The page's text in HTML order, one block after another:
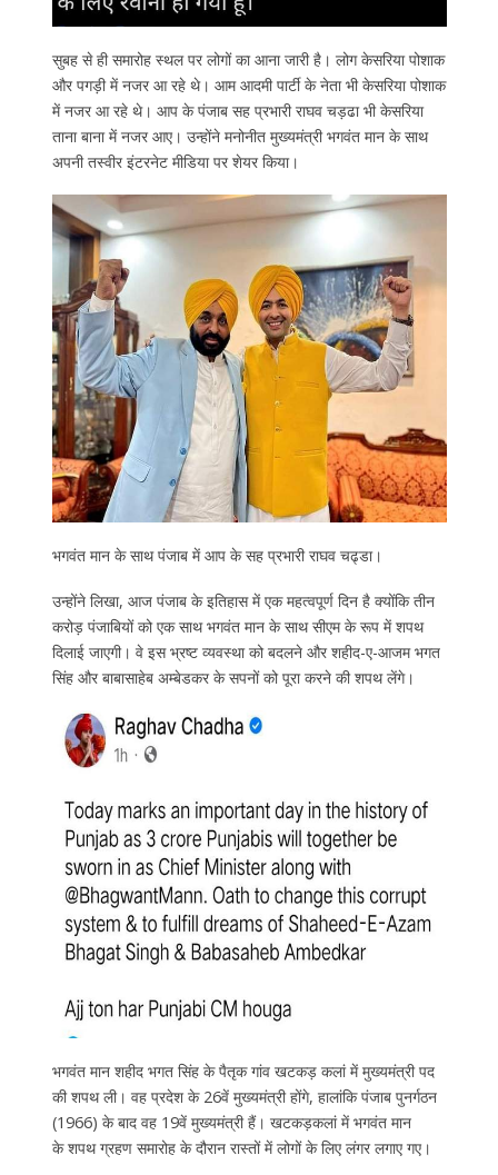
सुबह से ही समारोह स्‍थल पर लोगों का आना जारी है। लोग केसरिया पोशाक
और पगड़ी में नजर आ रहे थे। आम आदमी पार्टी के नेता भी केसरिया पोशाक
में नजर आ रहे थे। आप के पंजाब सह प्रभारी राघव चड़ढा भी केसरिया
ताना बाना में नजर आए। उन्‍होंने मनोनीत मुख्‍यमंत्री भगवंत मान के साथ
अपनी तस्‍वीर इंटरनेट मीडिया पर शेयर किया।
भगवंत मान के साथ पंजाब में आप के सह प्रभारी राघव चढ्डा।
उन्‍होंने लिखा, आज पंजाब के इतिहास में एक महत्वपूर्ण दिन है क्योंकि तीन
करोड़ पंजाबियों को एक साथ भगवंत मान के साथ सीएम के रूप में शपथ
दिलाई जाएगी। वे इस भ्रष्ट व्यवस्था को बदलने और शहीद-ए-आजम भगत
सिंह और बाबासाहेब अम्बेडकर के सपनों को पूरा करने की शपथ लेंगे।
भगवंत मान शहीद भगत सिंह के पैतृक गांव खटकड़ कलां में मुख्यमंत्री पद
की शपथ ली। वह प्रदेश के 26वें मुख्यमंत्री होंगे, हालांकि पंजाब पुनर्गठन
(1966) के बाद वह 19वें मुख्यमंत्री हैं। खटकड़कलां में भगवंत मान
के शपथ ग्रहण समारोह के दौरान रास्तों में लोगों के लिए लंगर लगाए गए।